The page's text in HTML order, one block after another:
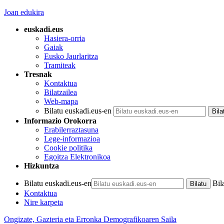
Joan edukira
euskadi.eus
Hasiera-orria
Gaiak
Eusko Jaurlaritza
Tramiteak
Tresnak
Kontaktua
Bilatzailea
Web-mapa
Bilatu euskadi.eus-en
Informazio Orokorra
Erabilerraztasuna
Lege-informazioa
Cookie politika
Egoitza Elektronikoa
Hizkuntza
Bilatu euskadi.eus-en
Kontaktua
Nire karpeta
Ongizate, Gazteria eta Erronka Demografikoaren Saila